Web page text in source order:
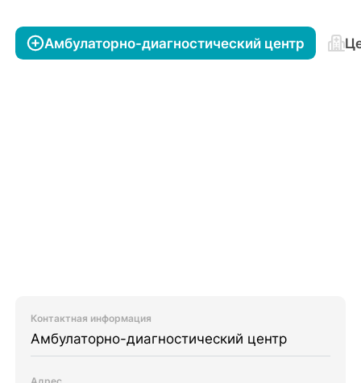
Амбулаторно-диагностический центр
Контактная информация
Амбулаторно-диагностический центр